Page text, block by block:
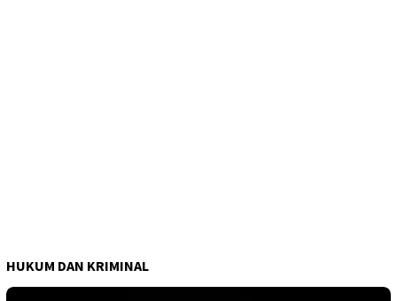
HUKUM DAN KRIMINAL